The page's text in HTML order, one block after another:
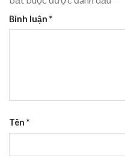
Bình luận *
Tên *